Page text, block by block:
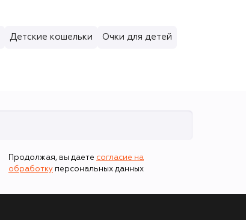
Детские кошельки Очки для детей
Продолжая, вы даете согласие на
обработку персональных данных